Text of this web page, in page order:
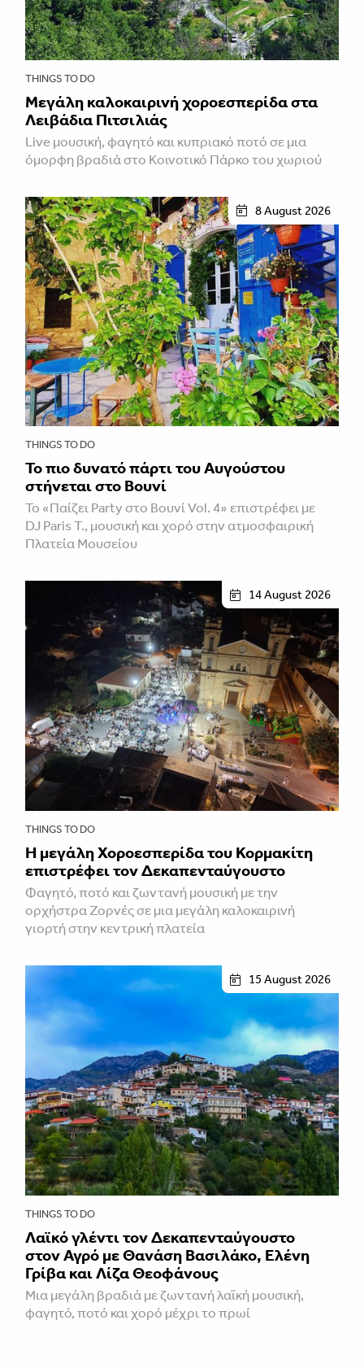
THINGS TO DO
Μεγάλη καλοκαιρινή χοροεσπερίδα στα
Λειβάδια Πιτσιλιάς
Live μουσική, φαγητό και κυπριακό ποτό σε μια
όμορφη βραδιά στο Κοινοτικό Πάρκο του χωριού
8 August 2026
THINGS TO DO
Το πιο δυνατό πάρτι του Αυγούστου
στήνεται στο Βουνί
Το «Παίζει Party στο Βουνί Vol. 4» επιστρέφει με
DJ Paris T., μουσική και χορό στην ατμοσφαιρική
Πλατεία Μουσείου
14 August 2026
THINGS TO DO
Η μεγάλη Χοροεσπερίδα του Κορμακίτη
επιστρέφει τον Δεκαπενταύγουστο
Φαγητό, ποτό και ζωντανή μουσική με την
ορχήστρα Ζορνές σε μια μεγάλη καλοκαιρινή
γιορτή στην κεντρική πλατεία
15 August 2026
THINGS TO DO
Λαϊκό γλέντι τον Δεκαπενταύγουστο
στον Αγρό με Θανάση Βασιλάκο, Ελένη
Γρίβα και Λίζα Θεοφάνους
Μια μεγάλη βραδιά με ζωντανή λαϊκή μουσική,
φαγητό, ποτό και χορό μέχρι το πρωί